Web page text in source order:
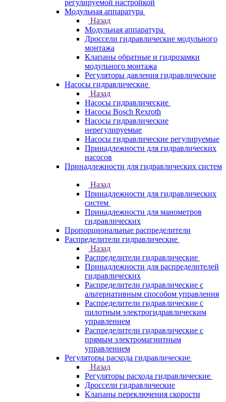
регулируемой настройкой
Модульная аппаратура
Назад
Модульная аппаратура
Дроссели гидравлические модульного
монтажа
Клапаны обратные и гидрозамки
модульного монтажа
Регуляторы давления гидравлические
Насосы гидравлические
Назад
Насосы гидравлические
Насосы Bosch Rexroth
Насосы гидравлические
нерегулируемые
Насосы гидравлические регулируемые
Принадлежности для гидравлических
насосов
Принадлежности для гидравлических систем
Назад
Принадлежности для гидравлических
систем
Принадлежности для манометров
гидравлических
Пропорциональные распределители
Распределители гидравлические
Назад
Распределители гидравлические
Принадлежности для распределителей
гидравлических
Распределители гидравлические с
альтернативным способом управления
Распределители гидравлические с
пилотным электрогидравлическим
управлением
Распределители гидравлические с
прямым электромагнитным
управлением
Регуляторы расхода гидравлические
Назад
Регуляторы расхода гидравлические
Дроссели гидравлические
Клапаны переключения скорости